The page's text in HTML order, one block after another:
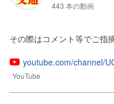
443 本の動画
その際はコメント等でご指
youtube.com/channel/
YouTube